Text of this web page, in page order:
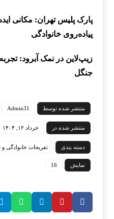
پارک پلیس تهران: مکانی
پیاده‌روی خانوادگی
زیپ‌لاین در نمک آبرود:
جنگل
منتشر شده توسط Admin31
منتشر شده در خرداد ۱۲, ۱۴۰۴
دسته بندی تفریحات خانوادگی
نمایش 16